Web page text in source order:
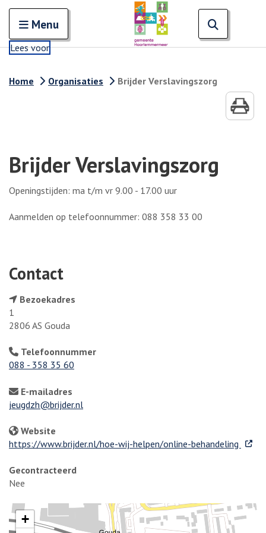
Open en sluit het
Menu
Lees voor
Home Organisaties Brijder Verslavingszorg
Brijder Verslavingszorg
Openingstijden: ma t/m vr 9.00 - 17.00 uur
Aanmelden op telefoonnummer: 088 358 33 00
Contact
Bezoekadres
1
2806 AS Gouda
Telefoonnummer
088 - 358 35 60
E-mailadres
jeugdzh@brijder.nl
Website
https://www.brijder.nl/hoe-wij-helpen/online-behandeling .
Gecontracteerd
Nee
+